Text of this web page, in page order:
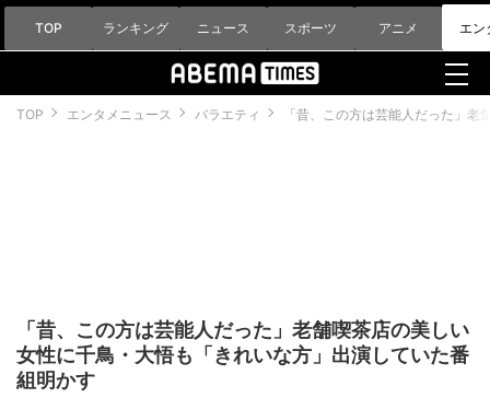
TOP ランキング ニュース スポーツ アニメ エン
TOP エンタメニュース バラエティ 「昔、この方は芸能人だった」
「昔、この方は芸能人だった」老舗喫茶店の美しい
女性に千鳥・大悟も「きれいな方」出演していた番
組明かす